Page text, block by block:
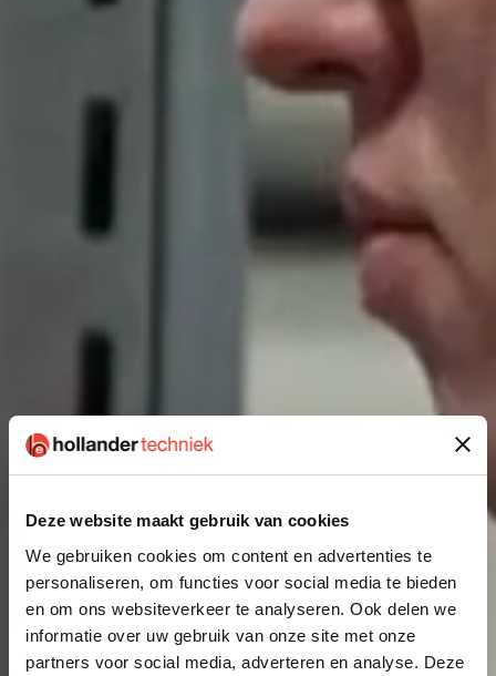
Deze website maakt gebruik van cookies
We gebruiken cookies om content en advertenties te
personaliseren, om functies voor social media te bieden
en om ons websiteverkeer te analyseren. Ook delen we
informatie over uw gebruik van onze site met onze
partners voor social media, adverteren en analyse. Deze
Verleg je grenzen bij